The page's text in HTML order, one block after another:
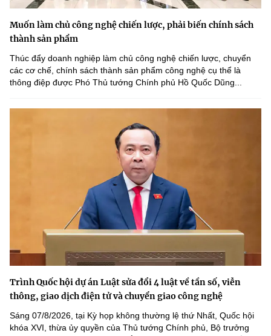
Muốn làm chủ công nghệ chiến lược, phải biến chính sách
thành sản phẩm
Thúc đẩy doanh nghiệp làm chủ công nghệ chiến lược, chuyển
các cơ chế, chính sách thành sản phẩm công nghệ cụ thể là
thông điệp được Phó Thủ tướng Chính phủ Hồ Quốc Dũng...
Trình Quốc hội dự án Luật sửa đổi 4 luật về tần số, viễn
thông, giao dịch điện tử và chuyển giao công nghệ
Sáng 07/8/2026, tại Kỳ họp không thường lệ thứ Nhất, Quốc hội
khóa XVI, thừa ủy quyền của Thủ tướng Chính phủ, Bộ trưởng